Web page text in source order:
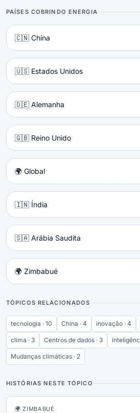
PAÍSES COBRINDO ENERGIA
🇨🇳 China
🇺🇸 Estados Unidos
🇩🇪 Alemanha
🇬🇧 Reino Unido
🌍 Global
🇮🇳 Índia
🇸🇦 Arábia Saudita
🌍 Zimbabué
TÓPICOS RELACIONADOS
tecnologia · 10 China · 4 inovação · 4
clima · 3 Centros de dados · 3
Mudanças climáticas · 2
HISTÓRIAS NESTE TÓPICO
🌍 ZIMBABUÉ